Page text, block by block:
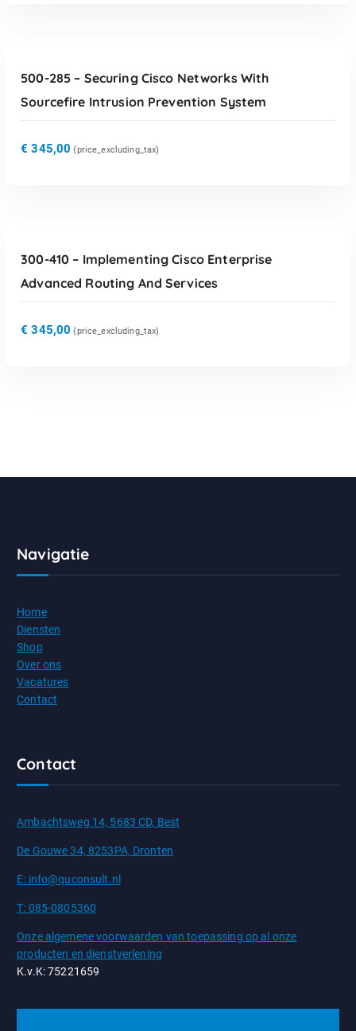
500-285 – Securing Cisco Networks With
Sourcefire Intrusion Prevention System
€ 345,00 {price_excluding_tax)
300-410 – Implementing Cisco Enterprise
Advanced Routing And Services
€ 345,00 {price_excluding_tax)
Navigatie
Home
Diensten
Shop
Over ons
Vacatures
Contact
Contact
Ambachtsweg 14, 5683 CD, Best
De Gouwe 34, 8253PA, Dronten
E: info@quconsult.nl
T: 085-0805360
Onze algemene voorwaarden van toepassing op al onze
producten en dienstverlening
K.v.K: 75221659